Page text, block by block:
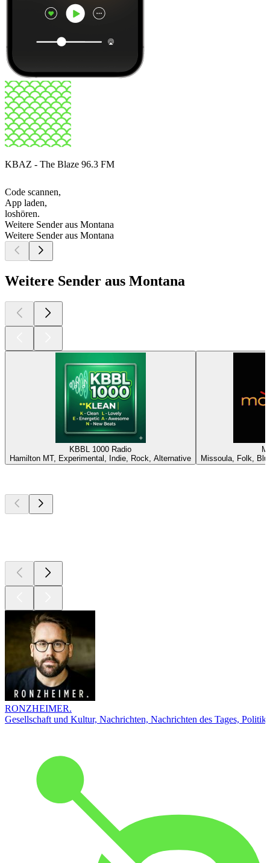
KBAZ - The Blaze 96.3 FM
Code scannen,
App laden,
loshören.
Weitere Sender aus Montana
Weitere Sender aus Montana
Weitere Sender aus Montana
KBBL 1000 Radio
Hamilton MT, Experimental, Indie, Rock, Alternative
Missoula, Folk,
RONZHEIMER.
Gesellschaft und Kultur, Nachrichten, Nachrichten des Tages, Politik